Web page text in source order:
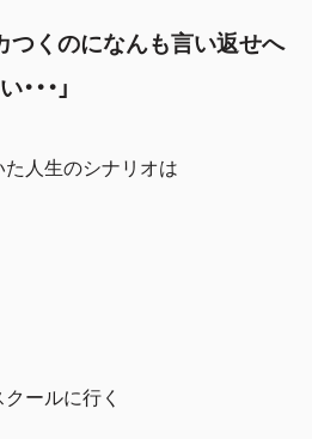
つくのになんも言い返せへ
・・」
人生のシナリオは
ールに行く